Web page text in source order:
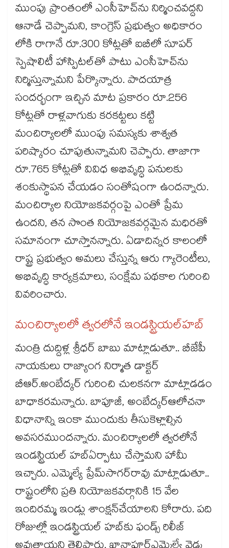
ముంపు ప్రాంతంలో ఎంసీహెచ్​ను నిర్మించవద్దని
ఆనాడే చెప్పామని, కాంగ్రెస్ ​ప్రభుత్వం అధికారం
లోకి రాగానే రూ.300 కోట్లతో ఐబీలో సూపర్​
స్పెషాలిటీ హాస్పిటల్​తో పాటు ఎంసీహెచ్​ను
నిర్మిస్తున్నామని పేర్కొన్నారు. పాదయాత్ర
సందర్భంగా ఇచ్చిన మాట ప్రకారం రూ.256
కోట్లతో రాళ్లవాగుకు కరకట్టలు కట్టి
మంచిర్యాలలో ముంపు సమస్యకు శాశ్వత
పరిష్కారం చూపుతున్నామని చెప్పారు. తాజాగా
రూ.765 కోట్లతో వివిధ అభివృద్ధి పనులకు
శంకుస్థాపన చేయడం సంతోషంగా ఉందన్నారు.
మంచిర్యాల నియోజకవర్గంపై ఎంతో ప్రేమ
ఉందని, తన సొంత నియోజకవర్గమైన మధిరతో
సమానంగా చూస్తానన్నారు. ఏడాదిన్నర కాలంలో
రాష్ట్ర ప్రభుత్వం అమలు చేస్తున్న ఆరు గ్యారెంటీలు,
అభివృద్ధి కార్యక్రమాలు, సంక్షేమ పథకాల గురించి
వివరించారు.
మంచిర్యాలలో త్వరలోనే ఇండస్ట్రియల్​హబ్
మంత్రి​ దుద్దిళ్ల శ్రీధర్ ​బాబు మాట్లాడుతూ.. బీజేపీ
నాయకులు రాజ్యాంగ నిర్మాత డాక్టర్ ​
బీఆర్.అంబేద్కర్​ గురించి చులకనగా మాట్లాడడం
బాధాకరమన్నారు. బాపూజీ, అంబేద్కర్​ఆలోచనా
విధానాన్ని ఇంకా ముందుకు తీసుకెళ్లాల్సిన
అవసరముందన్నారు. మంచిర్యాలలో త్వరలోనే
ఇండస్ట్రియల్​ హబ్​ఏర్పాటు చేస్తామని హామీ
ఇచ్చారు. ఎమ్మెల్యే ప్రేమ్​సాగర్​రావు మాట్లాడుతూ..
రాష్ట్రంలోని ప్రతి నియోజకవర్గానికి 15 వేల
ఇందిరమ్మ ఇండ్లు శాంక్షన్​చేయాలని కోరారు. పది
రోజుల్లో ఇండస్ట్రియల్​ హబ్​కు ఫండ్స్​ రిలీజ్​